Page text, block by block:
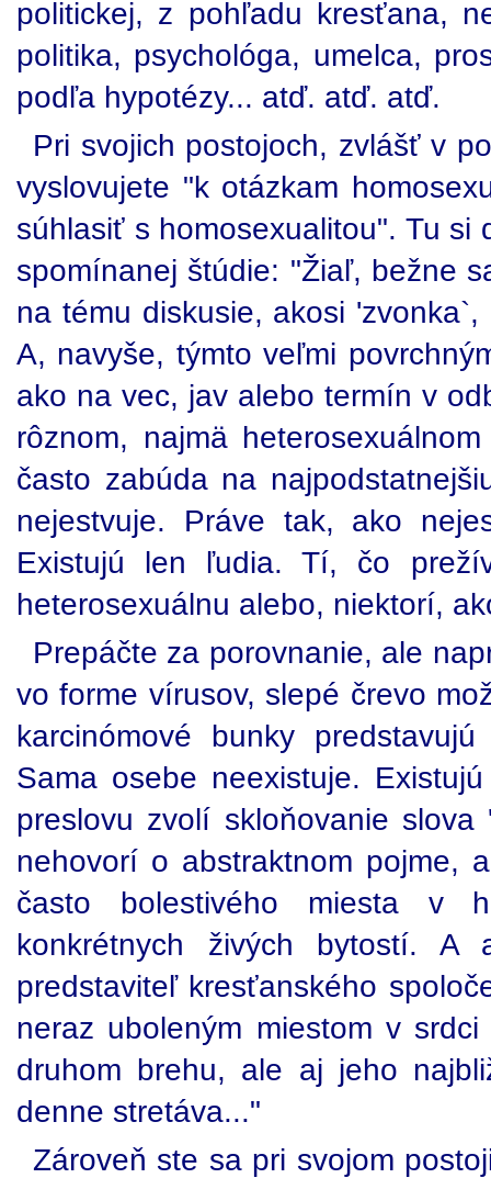
politickej, z pohľadu kresťana,
politika, psychológa, umelca,
podľa hypotézy... atď. atď. atď.
Pri svojich postojoch, zvlášť v
vyslovujete "k otázkam
súhlasiť s homosexualitou". Tu si
spomínanej štúdie: "Žiaľ, bežne
na tému diskusie, akosi
A, navyše, týmto veľmi
ako na vec, jav alebo termín v
rôznom, najmä
často zabúda na
nejestvuje. Práve tak, ako
Existujú len ľudia. Tí, čo
heterosexuálnu alebo, niektorí,
Prepáčte za porovnanie, ale
vo forme vírusov, slepé črevo
karcinómové bunky
Sama osebe neexistuje.
preslovu zvolí skloňovanie
nehovorí o abstraktnom pojme,
často bolestivého miesta v
konkrétnych živých bytostí.
predstaviteľ kresťanského
neraz uboleným miestom v
druhom brehu, ale aj jeho
denne stretáva..."
Zároveň ste sa pri svojom